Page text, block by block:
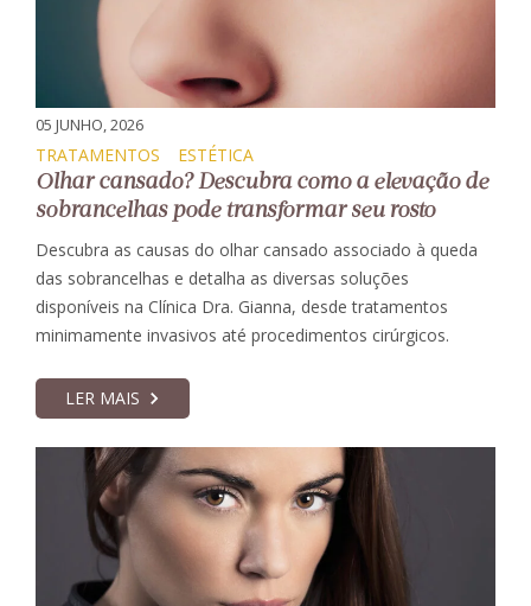
05 JUNHO, 2026
TRATAMENTOS
ESTÉTICA
Olhar cansado? Descubra como a elevação de
sobrancelhas pode transformar seu rosto
Descubra as causas do olhar cansado associado à queda
das sobrancelhas e detalha as diversas soluções
disponíveis na Clínica Dra. Gianna, desde tratamentos
minimamente invasivos até procedimentos cirúrgicos.
LER MAIS